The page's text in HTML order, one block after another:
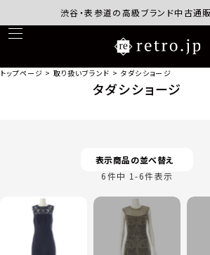
渋谷・表参道の高級ブランド中古通
トップページ 取り扱いブランド タダシショージ
タダシショージ
表示商品の並べ替え
6件中 1-6件表示